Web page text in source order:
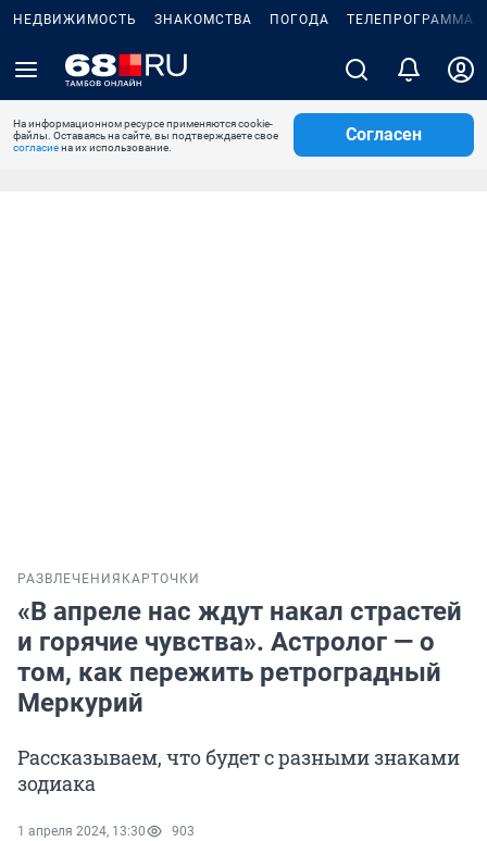
НЕДВИЖИМОСТЬ ЗНАКОМСТВА ПОГОДА ТЕЛЕПРОГРАММА
На информационном ресурсе применяются cookie-
файлы. Оставаясь на сайте, вы подтверждаете свое
согласиена их использование.
Согласен
РАЗВЛЕЧЕНИЯ КАРТОЧКИ
«В апреле нас ждут накал страстей
и горячие чувства». Астролог — о
том, как пережить ретроградный
Меркурий
Рассказываем, что будет с разными знаками
зодиака
1 апреля 2024, 13:30 903